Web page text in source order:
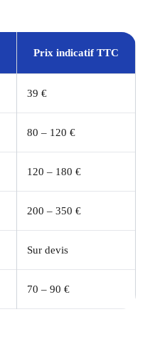
Prix indicatif TTC
39 €
80 – 120 €
120 – 180 €
200 – 350 €
Sur devis
70 – 90 €